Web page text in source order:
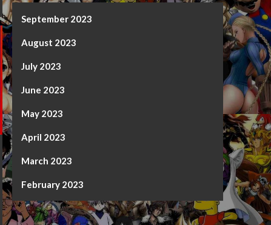
September 2023
August 2023
July 2023
June 2023
May 2023
April 2023
March 2023
February 2023